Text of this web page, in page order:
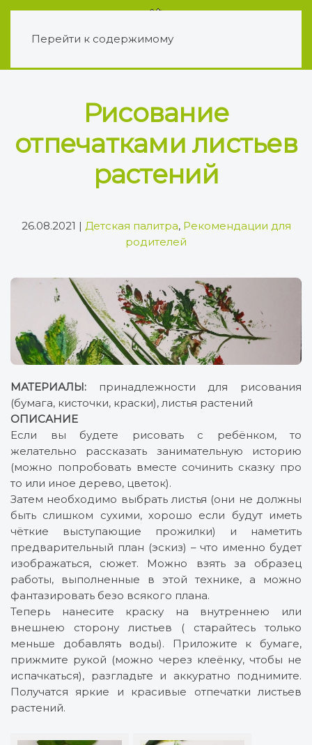
Перейти к содержимому
Рисование
отпечатками листьев
растений
26.08.2021 | Детская палитра, Рекомендации для
родителей
МАТЕРИАЛЫ: принадлежности для рисования
(бумага, кисточки, краски), листья растений
ОПИСАНИЕ
Если вы будете рисовать с ребёнком, то
желательно рассказать занимательную историю
(можно попробовать вместе сочинить сказку про
то или иное дерево, цветок).
Затем необходимо выбрать листья (они не должны
быть слишком сухими, хорошо если будут иметь
чёткие выступающие прожилки) и наметить
предварительный план (эскиз) – что именно будет
изображаться, сюжет. Можно взять за образец
работы, выполненные в этой технике, а можно
фантазировать безо всякого плана.
Теперь нанесите краску на внутреннею или
внешнею сторону листьев ( старайтесь только
меньше добавлять воды). Приложите к бумаге,
прижмите рукой (можно через клеёнку, чтобы не
испачкаться), разгладьте и аккуратно поднимите.
Получатся яркие и красивые отпечатки листьев
растений.